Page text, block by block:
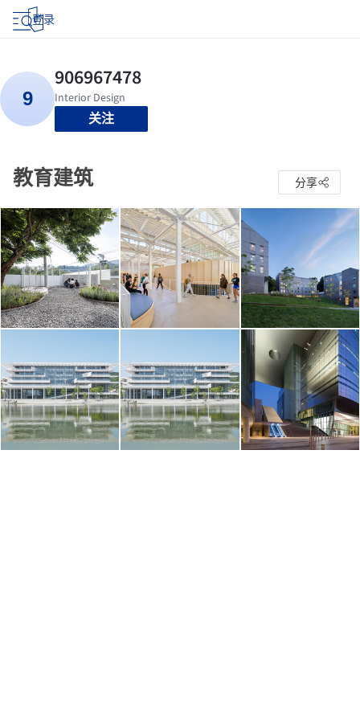
登录
关注
教育建筑 分享